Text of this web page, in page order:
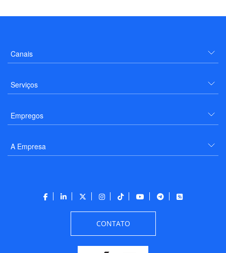
Canais
Serviços
Empregos
A Empresa
CONTATO